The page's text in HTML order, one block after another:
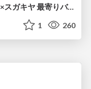
名古屋の市バスGTFS-JPデータ×スガキヤ 最寄りバス停検索をAmazon ElastiCache Serverless for Valkeyで最適化する
1 260